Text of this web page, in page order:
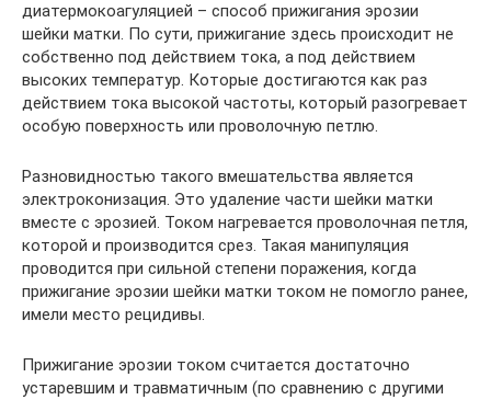
диатермокоагуляцией – способ прижигания эрозии
шейки матки. По сути, прижигание здесь происходит не
собственно под действием тока, а под действием
высоких температур. Которые достигаются как раз
действием тока высокой частоты, который разогревает
особую поверхность или проволочную петлю.
Разновидностью такого вмешательства является
электроконизация. Это удаление части шейки матки
вместе с эрозией. Током нагревается проволочная петля,
которой и производится срез. Такая манипуляция
проводится при сильной степени поражения, когда
прижигание эрозии шейки матки током не помогло ранее,
имели место рецидивы.
Прижигание эрозии током считается достаточно
устаревшим и травматичным (по сравнению с другими